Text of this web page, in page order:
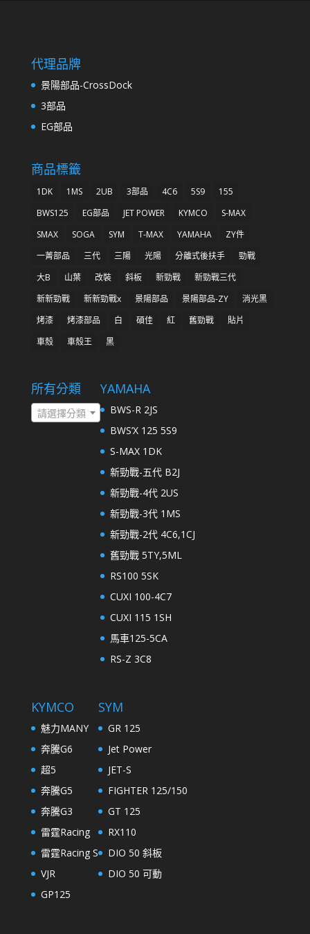
代理品牌
景陽部品-CrossDock
3部品
EG部品
商品標籤
1DK 1MS 2UB 3部品 4C6 5S9
155
BWS125
EG部品 JET POWER KYMCO
S-MAX
SMAX
SOGA SYM T-MAX YAMAHA
ZY件
一菁部品
三代 三陽 光陽 分離式後扶手
勁戰
大B
山葉 改裝 斜板 新勁戰
新勁戰三代
新新勁戰
新新勁戰x 景陽部品 景陽部品-ZY
消光黑
烤漆
烤漆部品 白 碩佳 紅 舊勁戰
貼片
車殼
車殼王 黑
所有分類
請選擇分類
YAMAHA
BWS-R 2JS
BWS’X 125 5S9
S-MAX 1DK
新勁戰-五代 B2J
新勁戰-4代 2US
新勁戰-3代 1MS
新勁戰-2代 4C6,1CJ
舊勁戰 5TY,5ML
RS100 5SK
CUXI 100-4C7
CUXI 115 1SH
馬車125-5CA
RS-Z 3C8
KYMCO
魅力MANY
奔騰G6
超5
奔騰G5
奔騰G3
雷霆Racing
雷霆Racing S
VJR
GP125
SYM
GR 125
Jet Power
JET-S
FIGHTER 125/150
GT 125
RX110
DIO 50 斜板
DIO 50 可動